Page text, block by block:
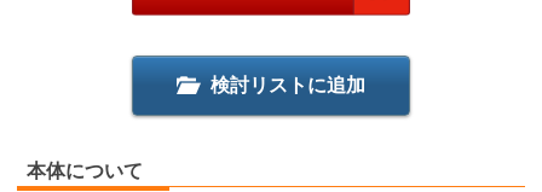
検討リストに追加
本体について